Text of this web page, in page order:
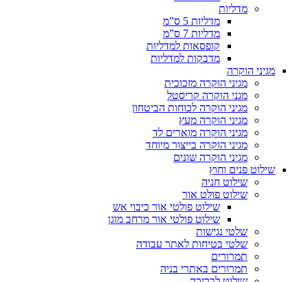
מדליות
מדליות 5 ס”מ
מדליות 7 ס”מ
קופסאות למדליות
מדבקות למדליות
מגיני הוקרה
מגיני הוקרה מזכוכית
מגני הוקרה קריסטל
מגיני הוקרה לכוחות הביטחון
מגיני הוקרה מעץ
מגיני הוקרה מוארים לד
מגיני הוקרה בייצור מיוחד
מגיני הוקרה שונים
שילוט פנים וחוץ
שילוט חניה
שילוט פולט אור
שילוט פולטי אור כיבוי אש
שילוט פולטי אור מרחב מוגן
שלטי נגישות
שלטי בטיחות לאתר עבודה
תמרורים
תמרורים באתרי בניה